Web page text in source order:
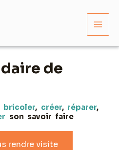
de
bricoler, créer, réparer,
son savoir faire
rendre visite